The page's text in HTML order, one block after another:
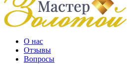
О нас
Отзывы
Вопросы